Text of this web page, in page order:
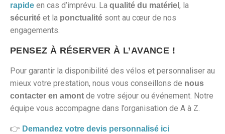
rapide en cas d’imprévu. La qualité du matériel , la
sécurité et la ponctualité sont au cœur de nos
engagements.
PENSEZ À RÉSERVER À L’AVANCE !
Pour garantir la disponibilité des vélos et personnaliser au
mieux votre prestation, nous vous conseillons de nous
contacter en amont de votre séjour ou événement. Notre
équipe vous accompagne dans l’organisation de A à Z.
👉 Demandez votre devis personnalisé ici